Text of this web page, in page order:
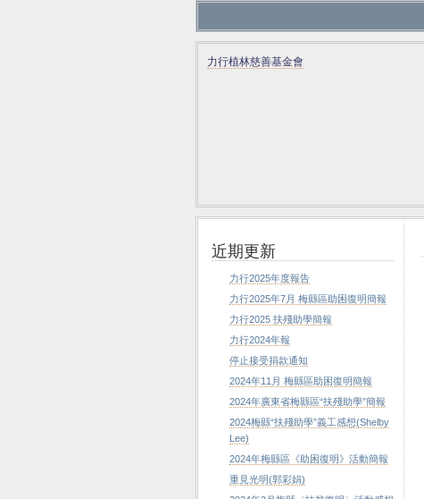
力行植林慈善基金會
近期更新
力行2025年度報告
力行2025年7月 梅縣區助困復明簡報
力行2025 扶殘助學簡報
力行2024年報
停止接受捐款通知
2024年11月 梅縣區助困復明簡報
2024年廣東省梅縣區“扶殘助學”簡報
2024梅縣“扶殘助學”義工感想(Shelby
Lee)
2024年梅縣區《助困復明》活動簡報
重見光明(郭彩娟)